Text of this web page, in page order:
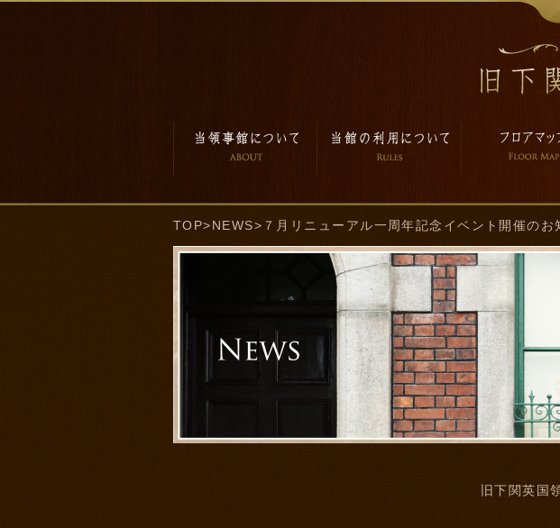
TOP>NEWS>７月リニューアル一周年記念イベント開催のお
旧下関英国